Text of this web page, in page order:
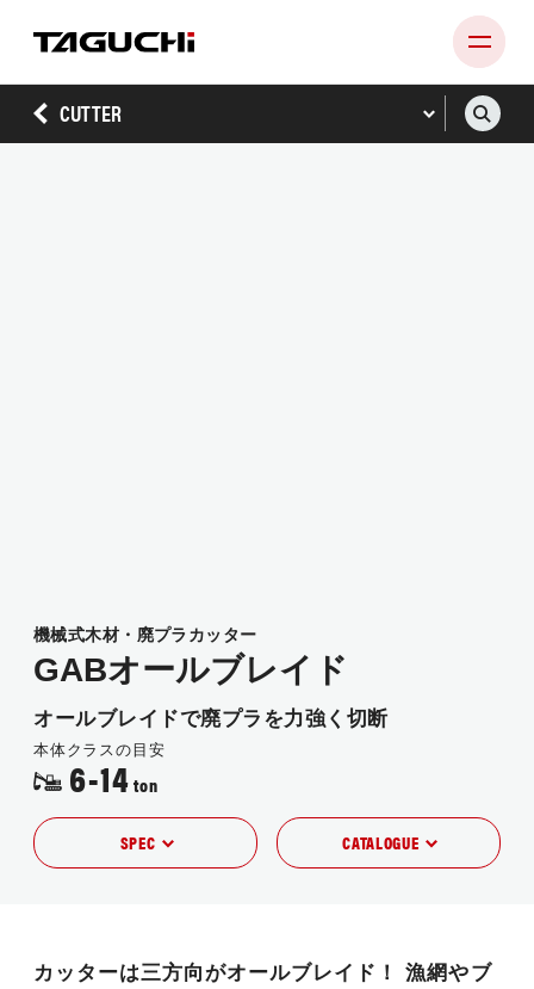
CUTTER
機械式木材・廃プラカッター
GABオールブレイド
オールブレイドで廃プラを力強く切断
本体クラスの目安
6-14 ton
SPEC CATALOGUE
カッターは三方向がオールブレイド！
漁網やブ